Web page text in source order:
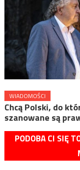
WIADOMOŚCI
Chcą Polski, do
szanowane są
PODOBA CI SIĘ